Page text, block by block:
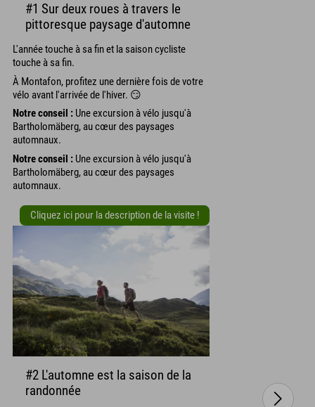
#1 Sur deux roues à travers le
pittoresque paysage d'automne
L'année touche à sa fin et la saison cycliste
touche à sa fin.
À Montafon, profitez une dernière fois de votre
vélo avant l'arrivée de l'hiver. 😏
Notre conseil : Une excursion à vélo jusqu'à
Bartholomäberg, au cœur des paysages
automnaux.
Notre conseil : Une excursion à vélo jusqu'à
Bartholomäberg, au cœur des paysages
automnaux.
Cliquez ici pour la description de la visite !
#2 L'automne est la saison de la
randonnée